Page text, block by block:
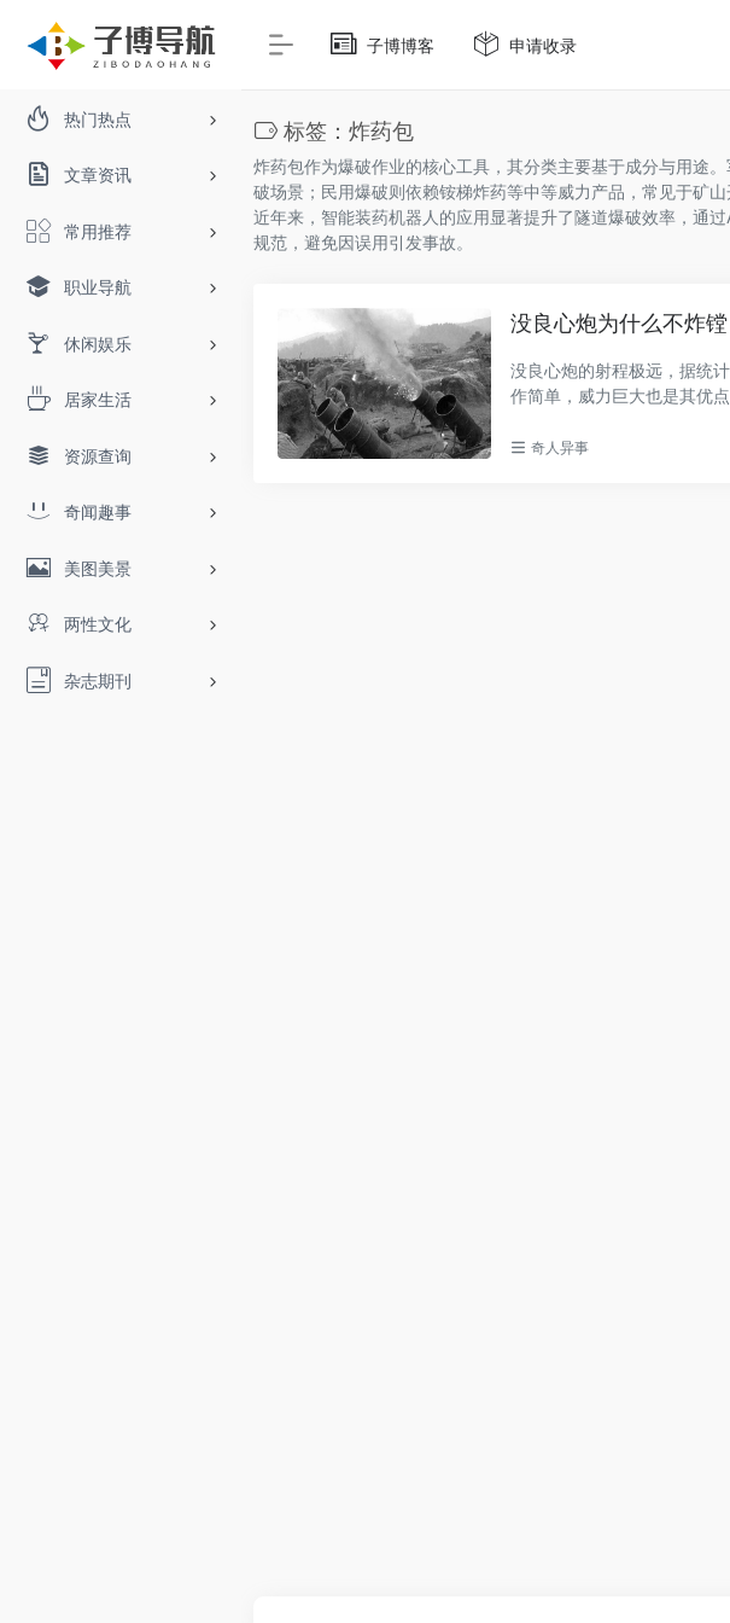
热门热点
文章资讯
常用推荐
职业导航
休闲娱乐
居家生活
资源查询
奇闻趣事
美图美景
两性文化
杂志期刊
子博博客 申请收录
标签：炸药包
炸药包作为爆破作业的核心工具，其分类主要基于成分与用途
破场景；民用爆破则依赖铵梯炸药等中等威力产品，常见于矿
近年来，智能装药机器人的应用显著提升了隧道爆破效率，通
规范，避免因误用引发事故。
没良心炮为什么不炸
没良心炮的射程极远，据统
作简单，威力巨大也是其优
奇人异事